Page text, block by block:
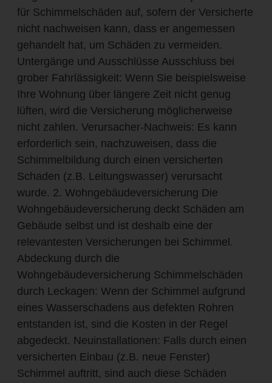
für Schimmelschäden auf, sofern der Versicherte
nicht nachweisen kann, dass er angemessen
gehandelt hat, um Schäden zu vermeiden.
Untergänge und Ausschlüsse Ausschluss bei
grober Fahrlässigkeit: Wenn Sie beispielsweise
Ihre Wohnung über längere Zeit nicht genug
lüften, wird die Versicherung möglicherweise
nicht zahlen. Verursacher-Nachweis: Es kann
erforderlich sein, nachzuweisen, dass die
Schimmelbildung durch einen versicherten
Schaden (z.B. Leitungswasser) verursacht
wurde. 2. Wohngebäudeversicherung Die
Wohngebäudeversicherung deckt Schäden am
Gebäude selbst und ist deshalb eine der
relevantesten Versicherungen bei Schimmel.
Abdeckung durch die
Wohngebäudeversicherung Schimmelschäden
durch Leckagen: Wenn der Schimmel aufgrund
eines Wasserschadens aus defekten Rohren
entstanden ist, sind die Kosten in der Regel
abgedeckt. Neuinstallationen: Falls durch einen
versicherten Einbau (z.B. neue Fenster)
Schimmel auftritt, sind auch diese Schäden